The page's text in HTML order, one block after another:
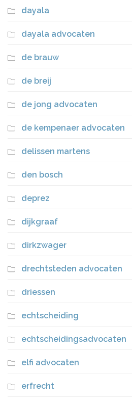
dayala
dayala advocaten
de brauw
de breij
de jong advocaten
de kempenaer advocaten
delissen martens
den bosch
deprez
dijkgraaf
dirkzwager
drechtsteden advocaten
driessen
echtscheiding
echtscheidingsadvocaten
elfi advocaten
erfrecht